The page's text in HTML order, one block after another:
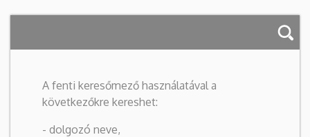
A fenti keresőmező használatával a
következőkre kereshet:
- dolgozó neve,